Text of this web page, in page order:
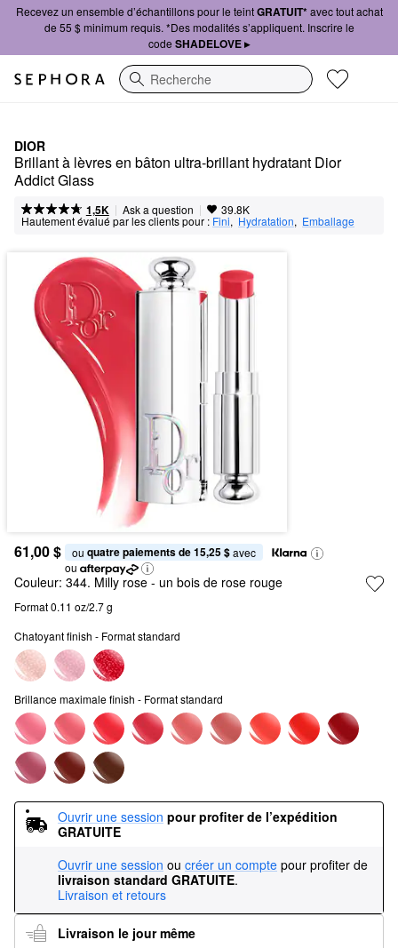
Recevez un ensemble d’échantillons pour le teintGRATUIT*avec tout achat
de 55 $ minimum requis. *Des modalités s’appliquent. Inscrire le
code SHADELOVE ▸
Recherche
DIOR
Brillant à lèvres en bâton ultra-brillant hydratant Dior
Addict Glass
1,5K | Ask a question | 39.8K
Hautement évalué par les clients pour : Fini, Hydratation, Emballage
61,00 $ ou quatre paiements de 15,25 $ avec
ou
Couleur: 344. Milly rose - un bois de rose rouge
Format 0.11 oz/2.7 g
Chatoyant finish - Format standard
Brillance maximale finish - Format standard
Ouvrir une session pour profiter de l’expédition
GRATUITE
Ouvrir une session ou créer un compte pour profiter de
livraison standard GRATUITE.
Livraison et retours
Livraison le jour même